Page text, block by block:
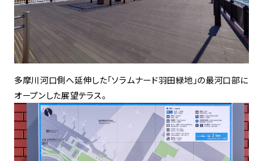
多摩川河口側へ延伸した「ソラムナード羽田緑地」の最河口部に
オープンした展望テラス。